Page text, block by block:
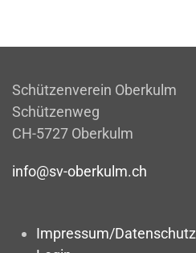
Schützenverein Oberkulm
Schützenweg
CH-5727 Oberkulm
info@sv-oberkulm.ch
Impressum/Datenschutz